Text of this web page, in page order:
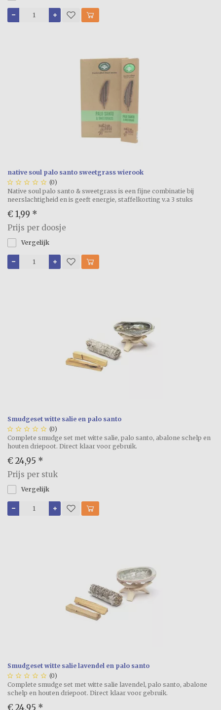
native soul palo santo sweetgrass wierook
     (0)
Native soul palo santo & sweetgrass is een fijne combinatie bij
neerslachtigheid en is geeft energie, staffelkorting v.a 3 stuks
€ 1,99 *
Prijs per doosje
Vergelijk
Smudgeset witte salie en palo santo
     (0)
Complete smudge set met witte salie, palo santo, abalone schelp en
houten driepoot. Direct klaar voor gebruik.
€ 24,95 *
Prijs per stuk
Vergelijk
Smudgeset witte salie lavendel en palo santo
     (0)
Complete smudge set met witte salie lavendel, palo santo, abalone
schelp en houten driepoot. Direct klaar voor gebruik.
€ 24,95 *